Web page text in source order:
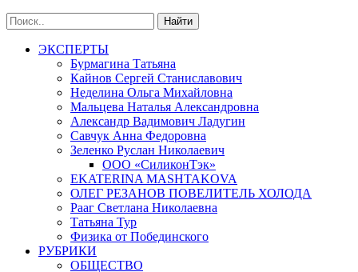
ЭКСПЕРТЫ
Бурмагина Татьяна
Кайнов Сергей Станиславович
Неделина Ольга Михайловна
Мальцева Наталья Александровна
Александр Вадимович Ладугин
Савчук Анна Федоровна
Зеленко Руслан Николаевич
ООО «СиликонТэк»
EKATERINA MASHTAKOVA
ОЛЕГ РЕЗАНОВ ПОВЕЛИТЕЛЬ ХОЛОДА
Рааг Светлана Николаевна
Татьяна Тур
Физика от Побединского
РУБРИКИ
ОБЩЕСТВО